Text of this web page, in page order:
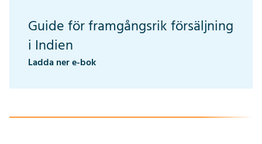
Guide för framgångsrik försäljning
i Indien
Ladda ner e-bok